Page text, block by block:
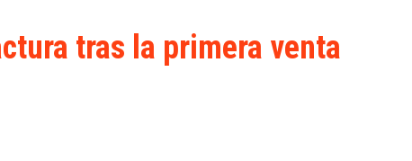
Exchanges XRP
(XRP)
Guía
tras la primera venta